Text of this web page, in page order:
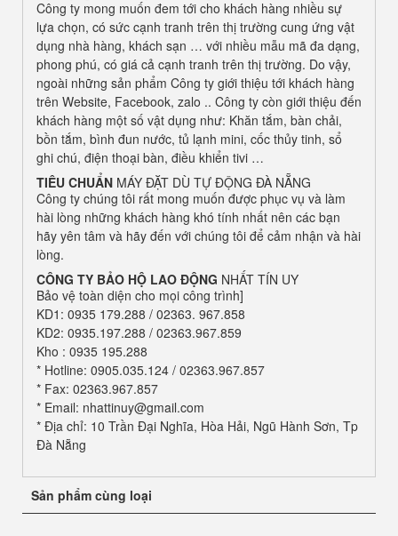
Công ty mong muốn đem tới cho khách hàng nhiều sự
lựa chọn, có sức cạnh tranh trên thị trường cung ứng vật
dụng nhà hàng, khách sạn … với nhiều mẫu mã đa dạng,
phong phú, có giá cả cạnh tranh trên thị trường. Do vậy,
ngoài những sản phẩm Công ty giới thiệu tới khách hàng
trên Website, Facebook, zalo .. Công ty còn giới thiệu đến
khách hàng một số vật dụng như: Khăn tắm, bàn chải,
bồn tắm, bình đun nước, tủ lạnh mini, cốc thủy tinh, sổ
ghi chú, điện thoại bàn, điều khiển tivi …
TIÊU CHUẨN MÁY ĐẶT DÙ TỰ ĐỘNG ĐÀ NẴNG
Công ty chúng tôi rất mong muốn được phục vụ và làm
hài lòng những khách hàng khó tính nhất nên các bạn
hãy yên tâm và hãy đến với chúng tôi để cảm nhận và hài
lòng.
CÔNG TY BẢO HỘ LAO ĐỘNG NHẤT TÍN UY
Bảo vệ toàn diện cho mọi công trình]
KD1: 0935 179.288 / 02363. 967.858
KD2: 0935.197.288 / 02363.967.859
Kho : 0935 195.288
* Hotline: 0905.035.124 / 02363.967.857
* Fax: 02363.967.857
* Email: nhattinuy@gmail.com
* Địa chỉ: 10 Trần Đại Nghĩa, Hòa Hải, Ngũ Hành Sơn, Tp
Đà Nẵng
Sản phẩm cùng loại